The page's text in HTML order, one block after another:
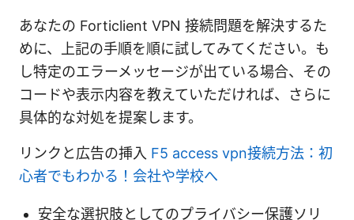
あなたの Forticlient VPN 接続問題を解決するた
めに、上記の手順を順に試してみてください。も
し特定のエラーメッセージが出ている場合、その
コードや表示内容を教えていただければ、さらに
具体的な対処を提案します。
リンクと広告の挿入 F5 access vpn接続方法：初
心者でもわかる！会社や学校へ
安全な選択肢としてのプライバシー保護ソリ